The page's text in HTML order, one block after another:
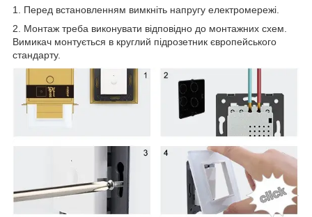
1. Перед встановленням вимкніть напругу електромережі.
2. Монтаж треба виконувати відповідно до монтажних схем.
Вимикач монтується в круглий підрозетник європейського
стандарту.